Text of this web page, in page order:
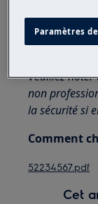
Utilisez
chaussures
Veuillez
non
la sécurité si
Comment
52234567.pdf
Cet
Paramètres